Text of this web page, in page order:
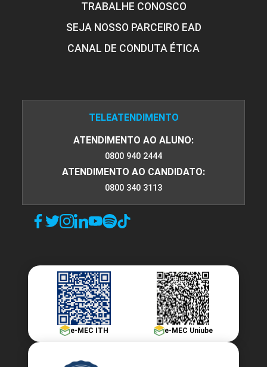
TRABALHE CONOSCO
SEJA NOSSO PARCEIRO EAD
CANAL DE CONDUTA ÉTICA
TELEATENDIMENTO
ATENDIMENTO AO ALUNO:
0800 940 2444
ATENDIMENTO AO CANDIDATO:
0800 340 3113
e-MEC ITH e-MEC Uniube